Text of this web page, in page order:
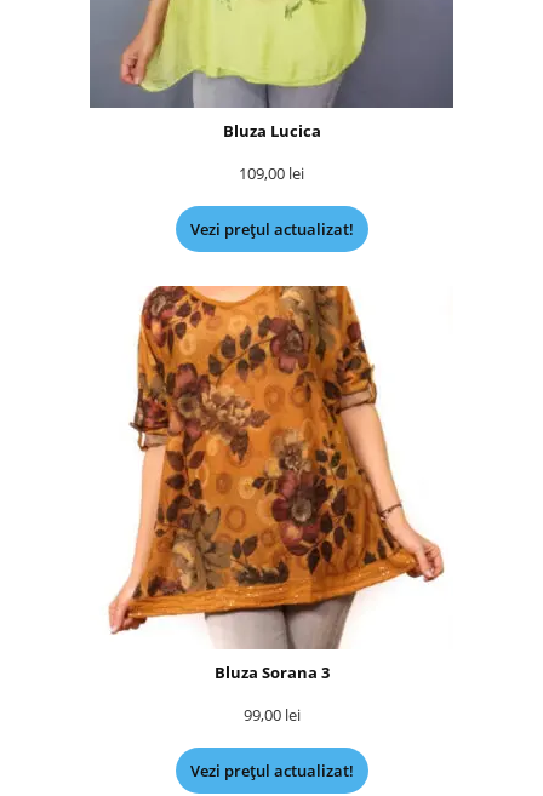
Bluza Lucica
109,00 lei
Vezi prețul actualizat!
Bluza Sorana 3
99,00 lei
Vezi prețul actualizat!